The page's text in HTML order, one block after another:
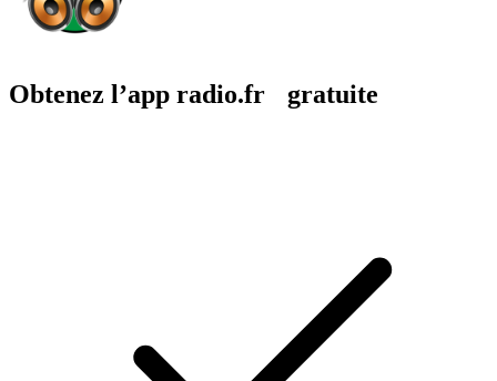
Obtenez l’app radio.fr gratuite